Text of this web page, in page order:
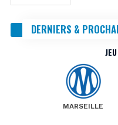
DERNIERS &
MARSEILLE